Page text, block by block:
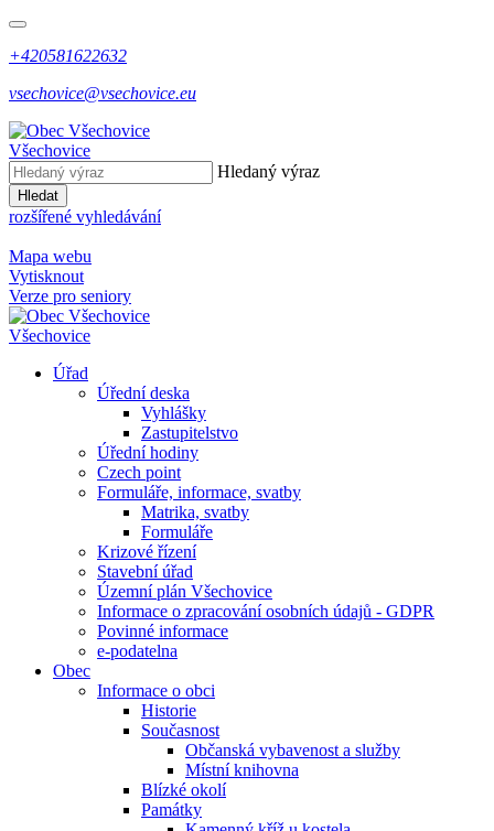
+420581622632
vsechovice@vsechovice.eu
Všechovice
Hledaný výraz
Hledat
rozšířené vyhledávání
Mapa webu
Vytisknout
Verze pro seniory
Všechovice
Úřad
Úřední deska
Vyhlášky
Zastupitelstvo
Úřední hodiny
Czech point
Formuláře, informace, svatby
Matrika, svatby
Formuláře
Krizové řízení
Stavební úřad
Územní plán Všechovice
Informace o zpracování osobních údajů - GDPR
Povinné informace
e-podatelna
Obec
Informace o obci
Historie
Současnost
Občanská vybavenost a služby
Místní knihovna
Blízké okolí
Památky